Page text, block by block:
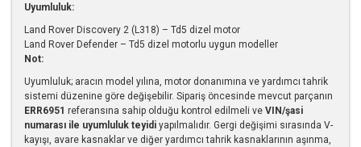
Uyumluluk:
Land Rover Discovery 2 (L318) – Td5 dizel motor
Land Rover Defender – Td5 dizel motorlu uygun modeller
Not:
Uyumluluk; aracın model yılına, motor donanımına ve yardımcı tahrik
sistemi düzenine göre değişebilir. Sipariş öncesinde mevcut parçanın
ERR6951 referansına sahip olduğu kontrol edilmeli ve VIN/şasi
numarası ile uyumluluk teyidi yapılmalıdır. Gergi değişimi sırasında V-
kayışı, avare kasnaklar ve diğer yardımcı tahrik kasnaklarının aşınma,